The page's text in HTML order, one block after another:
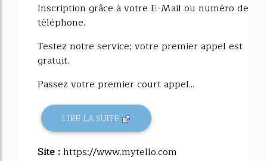
Inscription grâce à votre E-Mail ou numéro de
téléphone.
Testez notre service; votre premier appel est
gratuit.
Passez votre premier court appel...
LIRE LA SUITE
Site :https://www.mytello.com